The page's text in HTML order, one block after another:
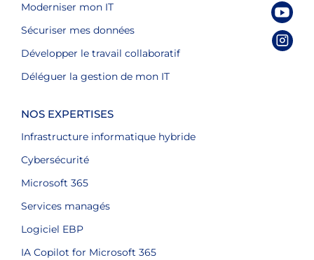
Moderniser mon IT
Sécuriser mes données
Développer le travail collaboratif
Déléguer la gestion de mon IT
NOS EXPERTISES
Infrastructure informatique hybride
Cybersécurité
Microsoft 365
Services managés
Logiciel EBP
IA Copilot for Microsoft 365